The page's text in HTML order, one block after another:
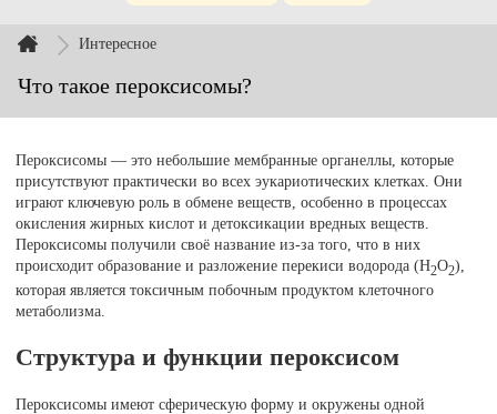
Интересное
Что такое пероксисомы?
Пероксисомы — это небольшие мембранные органеллы, которые
присутствуют практически во всех эукариотических клетках. Они
играют ключевую роль в обмене веществ, особенно в процессах
окисления жирных кислот и детоксикации вредных веществ.
Пероксисомы получили своё название из-за того, что в них
происходит образование и разложение перекиси водорода (H2O2),
которая является токсичным побочным продуктом клеточного
метаболизма.
Структура и функции пероксисом
Пероксисомы имеют сферическую форму и окружены одной